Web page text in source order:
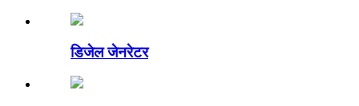
डिजेल जेनरेटर